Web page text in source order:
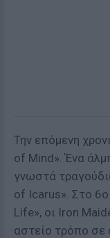
Την επόμενη
of Mind». Ένα
γνωστά
of Icarus». Στο
Life», οι Iron
αστείο τρόπο σε